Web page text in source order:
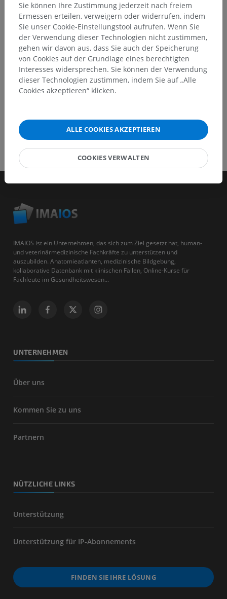
Ein Problem melden
HOLE SIE SICH DIE APP
IMAIOS ist ein Unternehmen, das sich zum Ziel gesetzt hat, human-
und veterinärmedizinische Fachkräfte zu unterstützen und
auszubilden. Anatomieatlanten, medizinische Bildgebung,
kollaborative Datenbank mit klinischen Fällen, Online-Kurse für
Fachleute im Gesundheitswesen...
UNTERNEHMEN
Über uns
Kommen Sie zu uns
Partnern
NÜTZLICHE LINKS
Unterstützung
Unterstützung für IP-Abonnements
FINDEN SIE IHRE LÖSUNG
Sie können Ihre Zustimmung jederzeit nach freiem
Ermessen erteilen, verweigern oder widerrufen, indem
Sie unser Cookie-Einstellungstool aufrufen. Wenn Sie
der Verwendung dieser Technologien nicht zustimmen,
gehen wir davon aus, dass Sie auch der Speicherung
von Cookies auf der Grundlage eines berechtigten
Interesses widersprechen. Sie können der Verwendung
dieser Technologien zustimmen, indem Sie auf „Alle
Cookies akzeptieren“ klicken.
ALLE COOKIES AKZEPTIEREN
COOKIES VERWALTEN